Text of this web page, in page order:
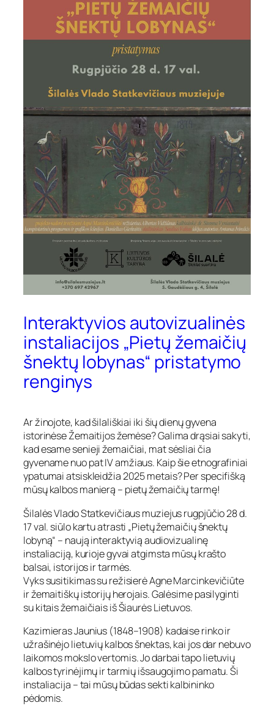
Interaktyvios autovizualinės
instaliacijos „Pietų žemaičių
šnektų lobynas“ pristatymo
renginys
Ar žinojote, kad šilališkiai iki šių dienų gyvena
istorinėse Žemaitijos žemėse? Galima drąsiai sakyti,
kad esame senieji žemaičiai, mat sėsliai čia
gyvename nuo pat IV amžiaus. Kaip šie etnografiniai
ypatumai atsiskleidžia 2025 metais? Per specifišką
mūsų kalbos manierą – pietų žemaičių tarmę!
Šilalės Vlado Statkevičiaus muziejus rugpjūčio 28 d.
17 val. siūlo kartu atrasti „Pietų žemaičių šnektų
lobyną“ – naują interaktyvią audiovizualinę
instaliaciją, kurioje gyvai atgimsta mūsų krašto
balsai, istorijos ir tarmės.
Vyks susitikimas su režisierė Agne Marcinkevičiūte
ir žemaitiškų istorijų herojais. Galėsime pasilyginti
su kitais žemaičiais iš Šiaurės Lietuvos.
Kazimieras Jaunius (1848–1908) kadaise rinko ir
užrašinėjo lietuvių kalbos šnektas, kai jos dar nebuvo
laikomos mokslo vertomis. Jo darbai tapo lietuvių
kalbos tyrinėjimų ir tarmių išsaugojimo pamatu. Ši
instaliacija – tai mūsų būdas sekti kalbininko
pėdomis.